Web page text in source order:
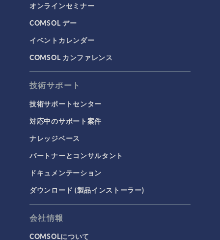
オンラインセミナー
COMSOL デー
イベントカレンダー
COMSOL カンファレンス
技術サポート
技術サポートセンター
対応中のサポート案件
ナレッジベース
パートナーとコンサルタント
ドキュメンテーション
ダウンロード (製品インストーラー)
会社情報
COMSOLについて